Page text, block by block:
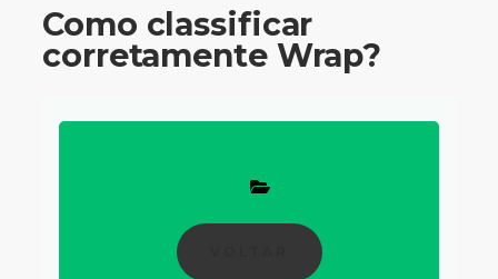
Como classificar
corretamente Wrap?